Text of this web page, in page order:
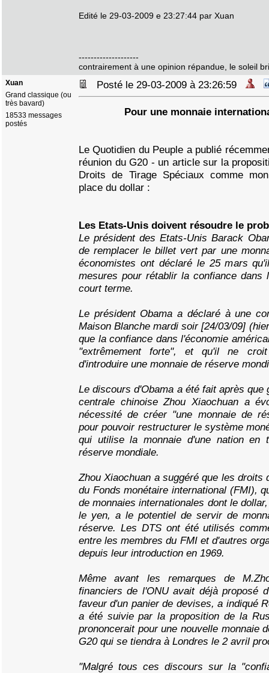
Edité le 29-03-2009 e 23:27:44 par Xuan
--------------------
contrairement à une opinion répandue, le soleil
Xuan
Grand classique (ou
très bavard)
18533 messages
postés
Posté le 29-03-2009 à 23:26:59
Pour une monnaie
Le Quotidien du Peuple a publié
réunion du G20 - un article sur la
Droits de Tirage Spéciaux comme
place du dollar :
Les Etats-Unis doivent résoudre le
Le président des Etats-Unis Barack
de remplacer le billet vert par une
économistes ont déclaré le 25 mars
mesures pour rétablir la confiance dans
court terme.
Le président Obama a déclaré à une
Maison Blanche mardi soir [24/03/09]
que la confiance dans l'économie
"extrêmement forte", et qu'il ne
d'introduire une monnaie de réserve
Le discours d'Obama a été fait après que
centrale chinoise Zhou Xiaochuan a
nécessité de créer "une monnaie de
pour pouvoir restructurer le système
qui utilise la monnaie d'une nation en
réserve mondiale.
Zhou Xiaochuan a suggéré que les droits
du Fonds monétaire international (FMI),
de monnaies internationales dont le
le yen, a le potentiel de servir de
réserve. Les DTS ont été utilisés
entre les membres du FMI et d'autres
depuis leur introduction en 1969.
Même avant les remarques de
financiers de l'ONU avait déjà proposé
faveur d'un panier de devises, a indiqué
a été suivie par la proposition de la
prononcerait pour une nouvelle monnaie
G20 qui se tiendra à Londres le 2 avril
"Malgré tous ces discours sur la